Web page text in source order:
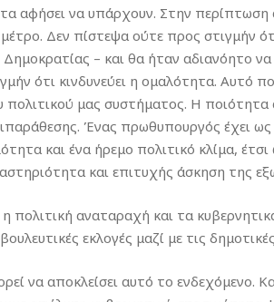
αφήσει να υπάρχουν. Στην περίπτωση
Δεν πίστεψα ούτε προς στιγμήν
– και θα ήταν αδιανόητο
ότι κινδυνεύει η ομαλότητα. Αυτό
πολιτικού μας συστήματος. Η
Ένας πρωθυπουργός έχει
και ένα ήρεμο πολιτικό κλίμα,
και επιτυχής άσκηση της
η πολιτική αναταραχή και τα
εκλογές μαζί με τις
να αποκλείσει αυτό το ενδεχόμενο.